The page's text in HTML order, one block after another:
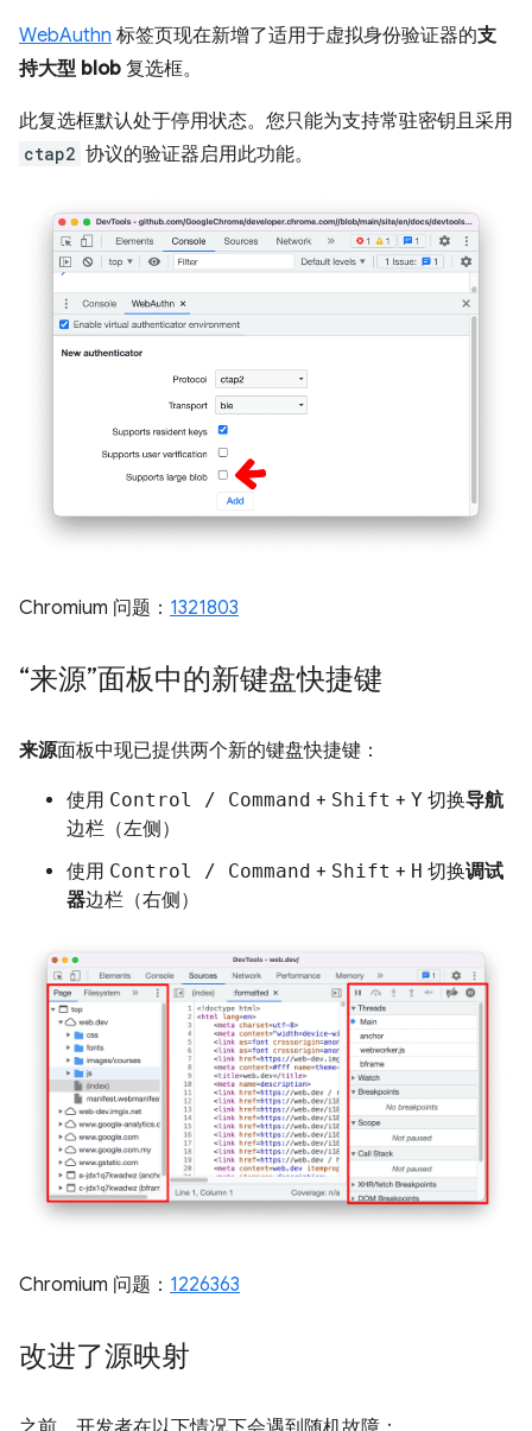
WebAuthn 标签页现在新增了适用于虚拟身份验证器的支
持大型 blob 复选框。
此复选框默认处于停用状态。您只能为支持常驻密钥且采用
ctap2 协议的验证器启用此功能。
Chromium 问题： 1321803
“来源”面板中的新键盘快捷键
来源面板中现已提供两个新的键盘快捷键：
使用 Control / Command + Shift + Y 切换导航
边栏（左侧）
使用 Control / Command + Shift + H 切换调试
器边栏（右侧）
Chromium 问题： 1226363
改进了源映射